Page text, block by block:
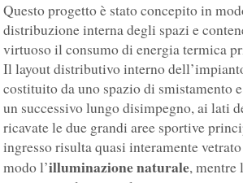
Questo progetto è stato concepito in
distribuzione interna degli spazi e
virtuoso il consumo di energia termica
Il layout distributivo interno
costituito da uno spazio di smistamento
un successivo lungo disimpegno, ai lati
ricavate le due grandi aree sportive
ingresso risulta quasi interamente
modo l’illuminazione naturale, mentre